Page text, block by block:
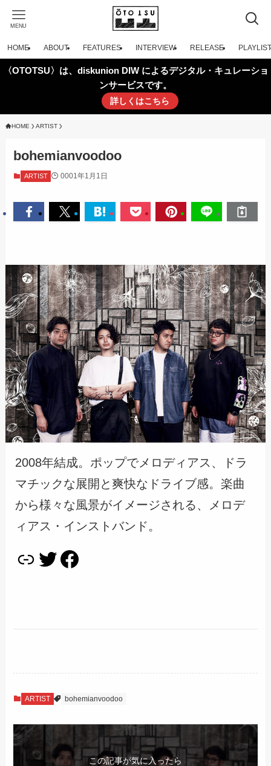
MENU
HOME ABOUT FEATURES INTERVIEW RELEASE PLAYLIST
〈OTOTSU〉は、diskunion DIW によるデジタル・キュレーショ
ンサービスです。
詳しくはこちら
HOME ARTIST
bohemianvoodoo
ARTIST 0001年1月1日
2008年結成。ポップでメロディアス、ドラ
マチックな展開と爽快なドライブ感。楽曲
から様々な風景がイメージされる、メロデ
ィアス・インストバンド。
リンクTwitter Facebook
ARTIST bohemianvoodoo
この記事が気に入ったら